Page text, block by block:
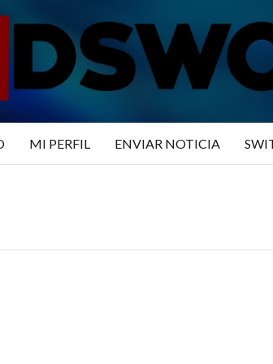
MI PERFIL ENVIAR NOTICIA